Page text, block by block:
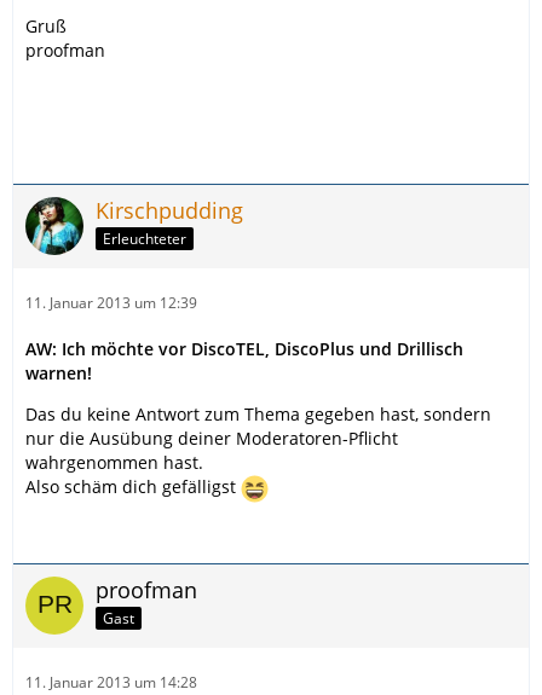
Gruß
proofman
Kirschpudding
Erleuchteter
11. Januar 2013 um 12:39
AW: Ich möchte vor DiscoTEL, DiscoPlus und Drillisch
warnen!
Das du keine Antwort zum Thema gegeben hast, sondern
nur die Ausübung deiner Moderatoren-Pflicht
wahrgenommen hast.
Also schäm dich gefälligst
proofman
Gast
11. Januar 2013 um 14:28